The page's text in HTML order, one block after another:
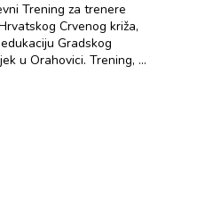
Trening za trenere
Crvenog križa,
Gradskog
u Orahovici. Trening, ...